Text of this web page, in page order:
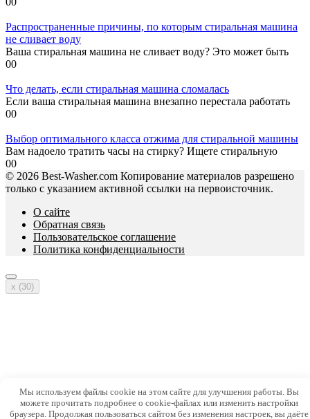
Распространенные причины, по которым стиральная машина
не сливает воду
Ваша стиральная машина не сливает воду? Это может быть
00
Что делать, если стиральная машина сломалась
Если ваша стиральная машина внезапно перестала работать
00
Выбор оптимального класса отжима для стиральной машины
Вам надоело тратить часы на стирку? Ищете стиральную
00
© 2026 Best-Washer.com Копирование материалов разрешено
только с указанием активной ссылки на первоисточник.
О сайте
Обратная связь
Пользовательское соглашение
Политика конфиденциальности
x (30)
Мы используем файлы cookie на этом сайте для улучшения работы. Вы
можете прочитать подробнее о cookie-файлах или изменить настройки
браузера. Продолжая пользоваться сайтом без изменения настроек, вы даёте